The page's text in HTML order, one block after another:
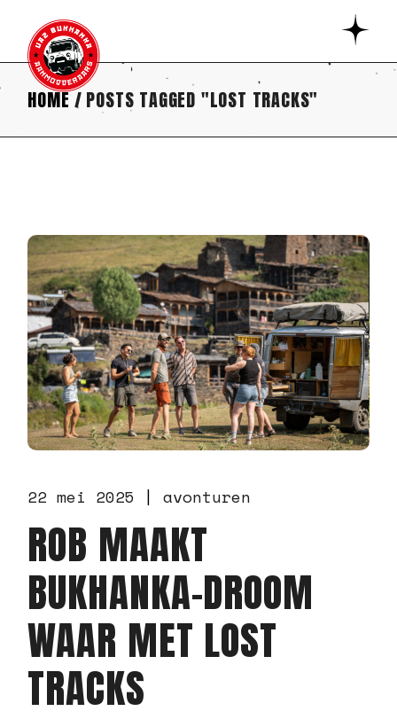
content
HOME POSTS TAGGED "LOST TRACKS"
22 mei 2025 avonturen
ROB MAAKT
BUKHANKA-DROOM
WAAR MET LOST
TRACKS